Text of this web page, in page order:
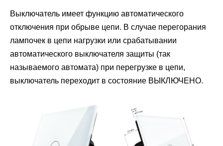
Выключатель имеет функцию автоматического
отключения при обрыве цепи. В случае перегорания
лампочек в цепи нагрузки или срабатывании
автоматического выключателя защиты (так
называемого автомата) при перегрузке в цепи,
выключатель переходит в состояние ВЫКЛЮЧЕНО.